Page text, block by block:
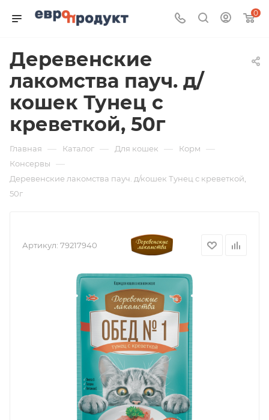
0
Деревенские
лакомства пауч. д/
кошек Тунец с
креветкой, 50г
Главная — Каталог — Для кошек — Корм —
Консервы —
Деревенские лакомства пауч. д/кошек Тунец с креветкой,
50г
Артикул: 79217940